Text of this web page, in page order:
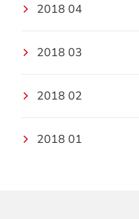
2018 04
2018 03
2018 02
2018 01